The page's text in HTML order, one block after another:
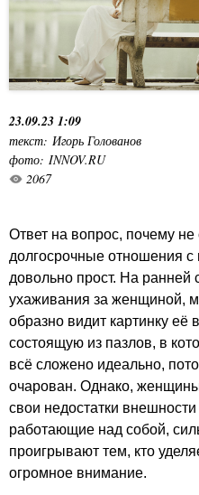
23.09.23 1:09
текст: Игорь Голованов
фото: INNOV.RU
2067
Ответ на вопрос, почему
долгосрочные отношения с
довольно прост. На ранней
ухаживания за женщиной,
образно видит картинку её
состоящую из пазлов, в
всё сложено идеально,
очарован. Однако,
свои недостатки
работающие над собой,
проигрывают тем, кто
огромное внимание.